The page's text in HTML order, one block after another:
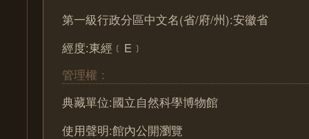
第一級行政分區中文名(省/府/州):安徽省
經度:東經﹝E﹞
管理權：
典藏單位:國立自然科學博物館
使用聲明:館內公開瀏覽